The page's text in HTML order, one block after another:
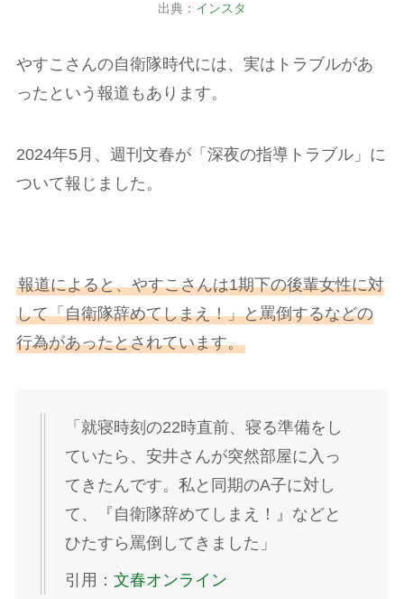
出典： インスタ
やすこさんの自衛隊時代には、実はトラブルがあ
ったという報道もあります。
2024年5月、週刊文春が「深夜の指導トラブル」に
ついて報じました。
報道によると、やすこさんは1期下の後輩女性に対
して「自衛隊辞めてしまえ！」と罵倒するなどの
行為があったとされています。
「就寝時刻の22時直前、寝る準備をし
ていたら、安井さんが突然部屋に入っ
てきたんです。私と同期のA子に対し
て、『自衛隊辞めてしまえ！』などと
ひたすら罵倒してきました」
引用： 文春オンライン